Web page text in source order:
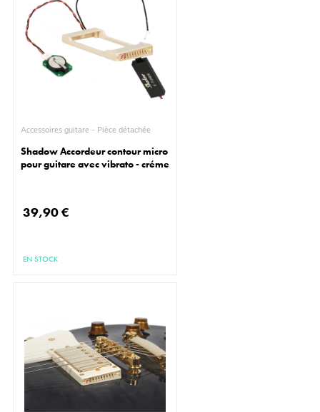
Accessoires guitare - Pièce détachée
Shadow Accordeur contour micro
pour guitare avec vibrato - créme
39,90 €
EN STOCK